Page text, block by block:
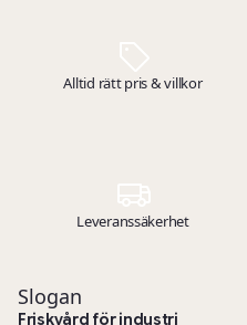
Alltid rätt pris & villkor
Leveranssäkerhet
Slogan
Friskvård för industri